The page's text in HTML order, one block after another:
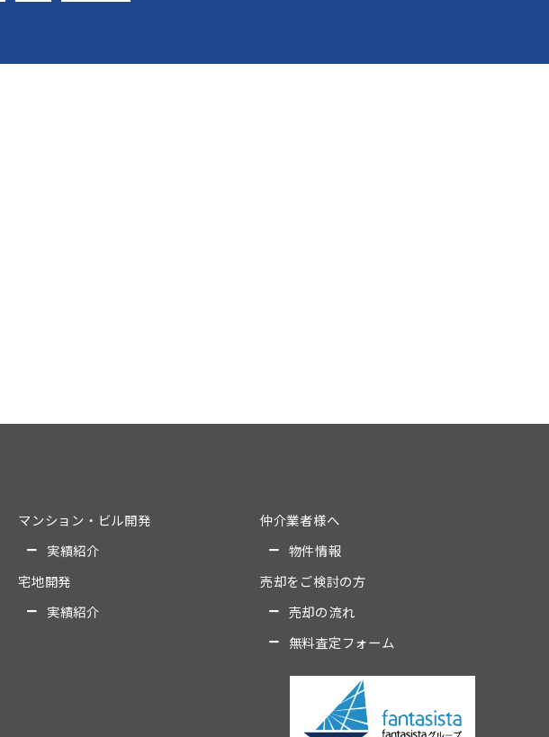
マンション・ビル開発
実績紹介
宅地開発
実績紹介
仲介業者様へ
物件情報
売却をご検討の方
売却の流れ
無料査定フォーム